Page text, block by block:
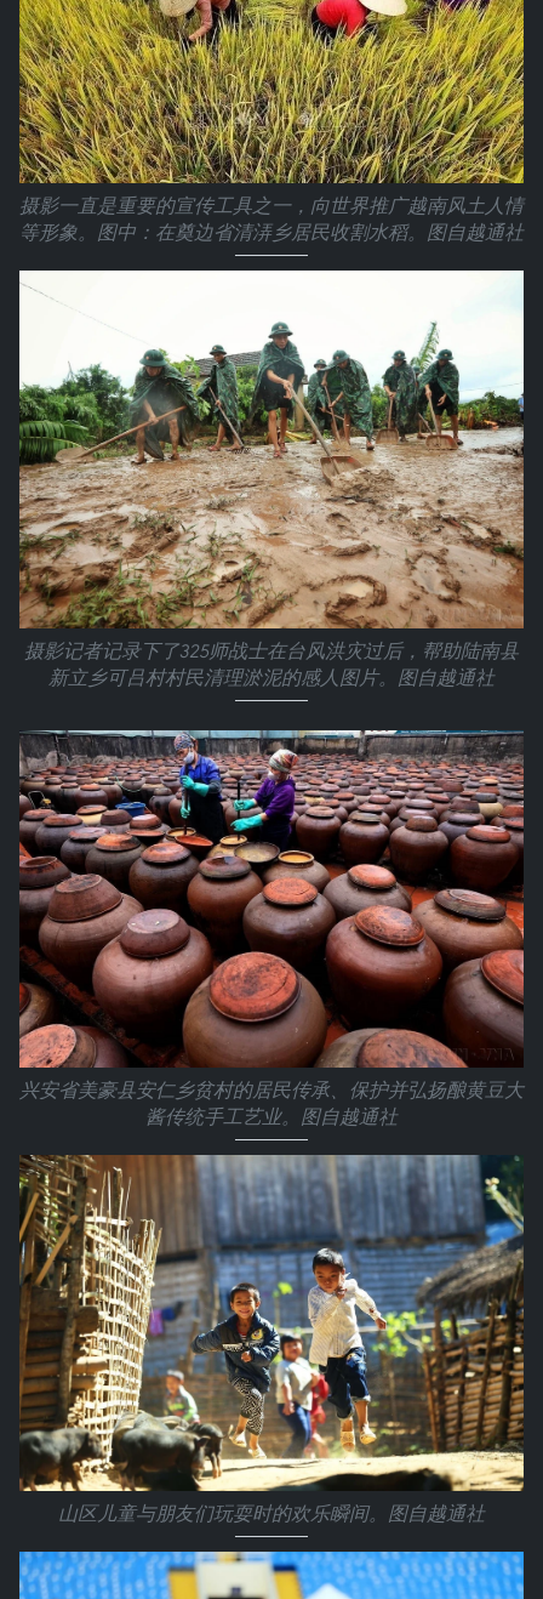
摄影一直是重要的宣传工具之一，向世界推广越南风土人情
等形象。图中：在奠边省清㳥乡居民收割水稻。图自越通社
摄影记者记录下了325师战士在台风洪灾过后，帮助陆南县
新立乡可吕村村民清理淤泥的感人图片。图自越通社
兴安省美豪县安仁乡贫村的居民传承、保护并弘扬酿黄豆大
酱传统手工艺业。图自越通社
山区儿童与朋友们玩耍时的欢乐瞬间。图自越通社